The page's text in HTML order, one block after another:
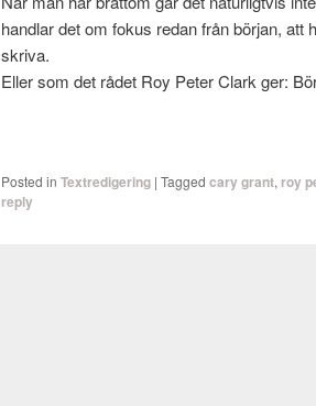
hand­lar det om fokus redan från bör­jan, att
skriva.
Eller som det rådet Roy Peter Clark ger:
Posted in Textredigering |Tagged cary grant, roy
reply